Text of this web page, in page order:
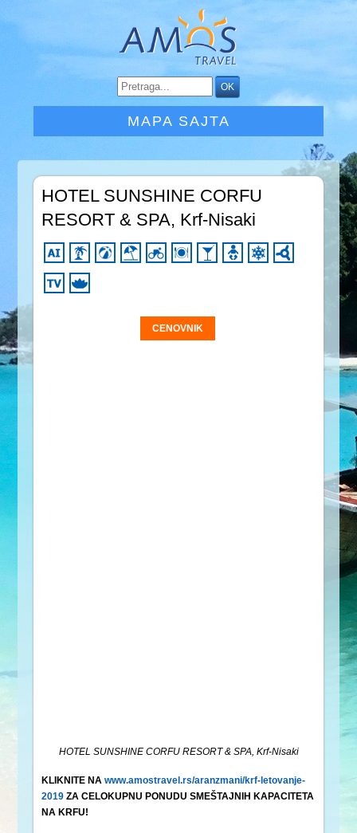
MAPA SAJTA
HOTEL SUNSHINE CORFU
RESORT & SPA, Krf-Nisaki
CENOVNIK
HOTEL SUNSHINE CORFU RESORT & SPA, Krf-Nisaki
KLIKNITE NAwww.amostravel.rs/aranzmani/krf-letovanje-
2019 ZA CELOKUPNU PONUDU SMEŠTAJNIH KAPACITETA
NA KRFU!